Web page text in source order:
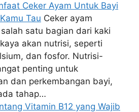
Ceker Ayam Untuk Bayi
Tau Ceker ayam
satu bagian dari kaki
akan nutrisi, seperti
dan fosfor. Nutrisi-
penting untuk
dan perkembangan bayi,
tahap…
Vitamin B12 yang Wajib